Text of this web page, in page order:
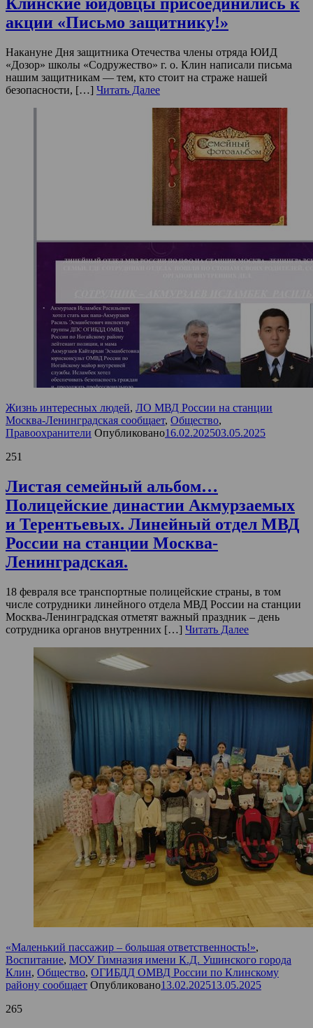
Клинские юидовцы присоединились к
акции «Письмо защитнику!»
Накануне Дня защитника Отечества члены отряда ЮИД
«Дозор» школы «Содружество» г. о. Клин написали письма
нашим защитникам — тем, кто стоит на страже нашей
безопасности, […] Читать Далее
Жизнь интересных людей, ЛО МВД России на станции
Москва-Ленинградская сообщает, Общество,
Правоохранители Опубликовано16.02.202503.05.2025
251
Листая семейный альбом…
Полицейские династии Акмурзаемых
и Терентьевых. Линейный отдел МВД
России на станции Москва-
Ленинградская.
18 февраля все транспортные полицейские страны, в том
числе сотрудники линейного отдела МВД России на станции
Москва-Ленинградская отметят важный праздник – день
сотрудника органов внутренних […] Читать Далее
«Маленький пассажир – большая ответственность!»,
Воспитание, МОУ Гимназия имени К.Д. Ушинского города
Клин, Общество, ОГИБДД ОМВД России по Клинскому
району сообщает Опубликовано13.02.202513.05.2025
265